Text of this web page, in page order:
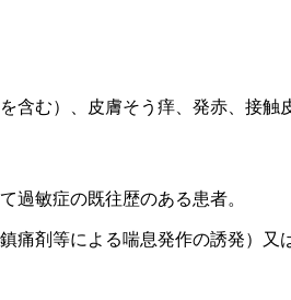
含む）、皮膚そう痒、発赤、接触
過敏症の既往歴のある患者。
剤等による喘息発作の誘発）又